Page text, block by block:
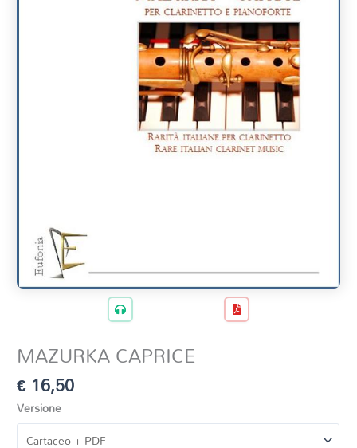
MAZURKA CAPRICE
€ 16,50
Versione